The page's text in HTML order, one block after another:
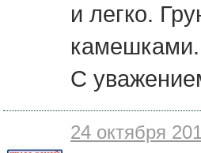
и легко.
камешками.
С
24 октября